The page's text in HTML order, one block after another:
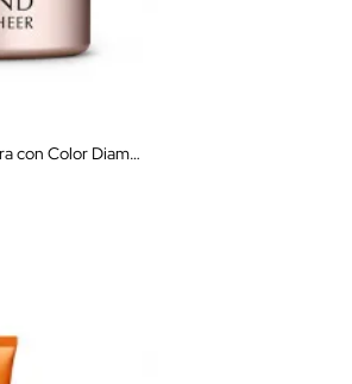
Crema Hidratante Fortalecedora con Color Diamond Cocoon Sheer Cream SPF 30 Pa++ 50 ml